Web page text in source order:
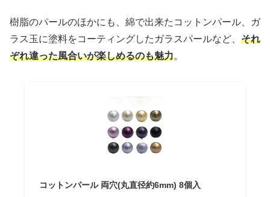
樹脂のパールのほかにも、綿で出来たコットンパール、ガ
ラス玉に塗料をコーティングしたガラスパールなど、 それ
ぞれ違った風合いが楽しめるのも魅力。
コットンパール 両穴(丸直径約6mm) 8個入